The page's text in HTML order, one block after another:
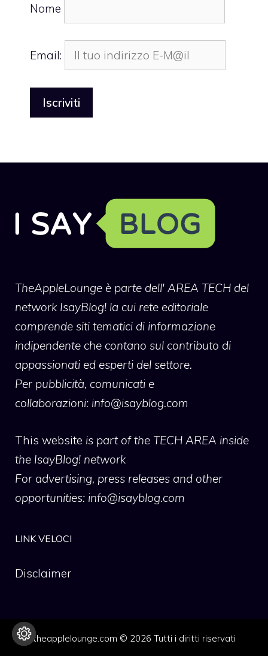
Nome
Email:
TheAppleLounge è parte dell' AREA TECH del
network IsayBlog! la cui rete editoriale
comprende siti tematici di informazione
indipendente che contano sul contributo di
appassionati ed esperti del settore.
Per pubblicità, comunicati e
collaborazioni: info@isayblog.com
This website is part of the TECH AREA inside
the IsayBlog! network
For advertising, press releases and other
opportunities: info@isayblog.com
LINK VELOCI
Disclaimer
theapplelounge.com © 2026 Tutti i diritti riservati